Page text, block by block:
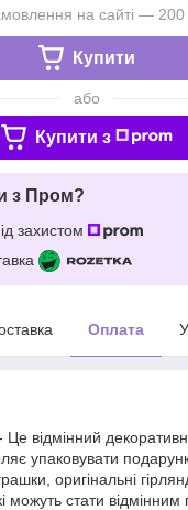
на сайті — 200
Купити
або
Купити з
з Пром?
захистом
Оплата
відмінний
упаковувати
оригінальні
можуть стати